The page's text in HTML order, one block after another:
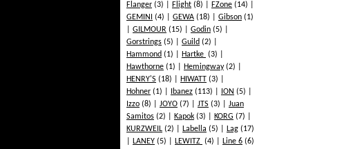
Flanger (3) Flight (8) FZone (14)
GEMINI
(4) GEWA (18) Gibson (1)
GILMOUR (15) Godin (5)
Gorstrings (5) Guild (2)
Hammond (1) Hartke (3)
Hawthorne (1) Hemingway(2)
HENRY'S (18) HIWATT (3)
Hohner (1) Ibanez (113) ION (5)
Izzo (8) JOYO (7) JTS (3)
Juan
Samitos (2) Kapok (3) KORG (7)
KURZWEIL (2) Labella (5) Lag (17)
LANEY (5) LEWITZ (4) Line 6 (6)